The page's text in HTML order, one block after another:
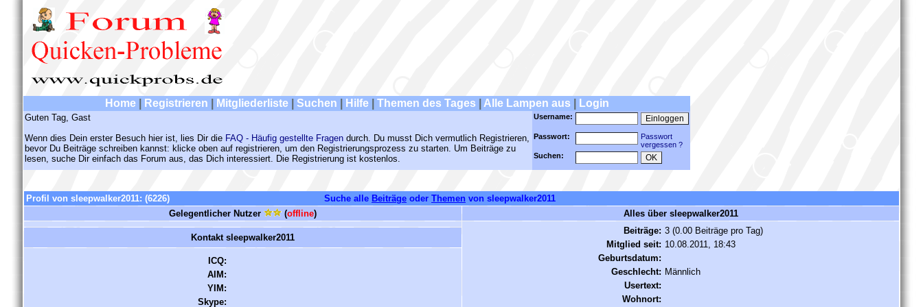
Home Registrieren Mitgliederliste Suchen Hilfe Themen des Tages Alle Lampen aus Login
Guten Tag, Gast
Wenn dies Dein erster Besuch hier ist, lies Dir die FAQ - Häufig gestellte Fragen durch. Du musst Dich vermutlich Registrieren,
bevor Du Beiträge schreiben kannst: klicke oben auf registrieren, um den Registrierungsprozess zu starten. Um Beiträge zu
lesen, suche Dir einfach das Forum aus, das Dich interessiert. Die Registrierung ist kostenlos.
Username:
Passwort:
Passwort
vergessen ?
Suchen:
Profil von sleepwalker2011: (6226) Suche alle Beiträge oder Themen von sleepwalker2011
Gelegentlicher Nutzer
(offline)
Alles über sleepwalker2011
Beiträge: 3 (0.00 Beiträge pro Tag)
Mitglied seit: 10.08.2011, 18:43
Geburtsdatum:
Geschlecht: Männlich
Usertext:
Wohnort:
Kontakt sleepwalker2011
ICQ:
AIM:
YIM:
Skype: